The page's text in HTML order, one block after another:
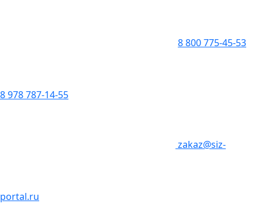
8 800 775-45-53
8 978 787-14-55
zakaz@siz-
portal.ru